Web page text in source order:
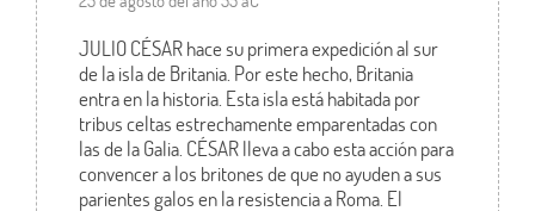
JULIO CÉSAR hace su primera expedición al sur
de la isla de Britania. Por este hecho, Britania
entra en la historia. Esta isla está habitada por
tribus celtas estrechamente emparentadas con
las de la Galia. CÉSAR lleva a cabo esta acción para
convencer a los britones de que no ayuden a sus
parientes galos en la resistencia a Roma. El